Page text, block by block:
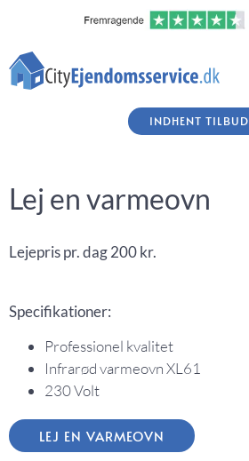
INDHENT TILBUD
Lej en varmeovn
Lejepris pr. dag 200 kr.
Specifikationer:
Professionel kvalitet
Infrarød varmeovn XL61
230 Volt
LEJ EN VARMEOVN